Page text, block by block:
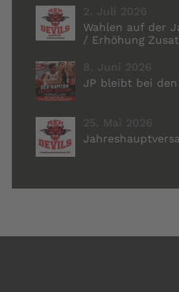
2. Juli 2026
Wahlen auf der
/ Erhöhung
8. Juni 2026
JP bleibt bei den
25. Mai 2026